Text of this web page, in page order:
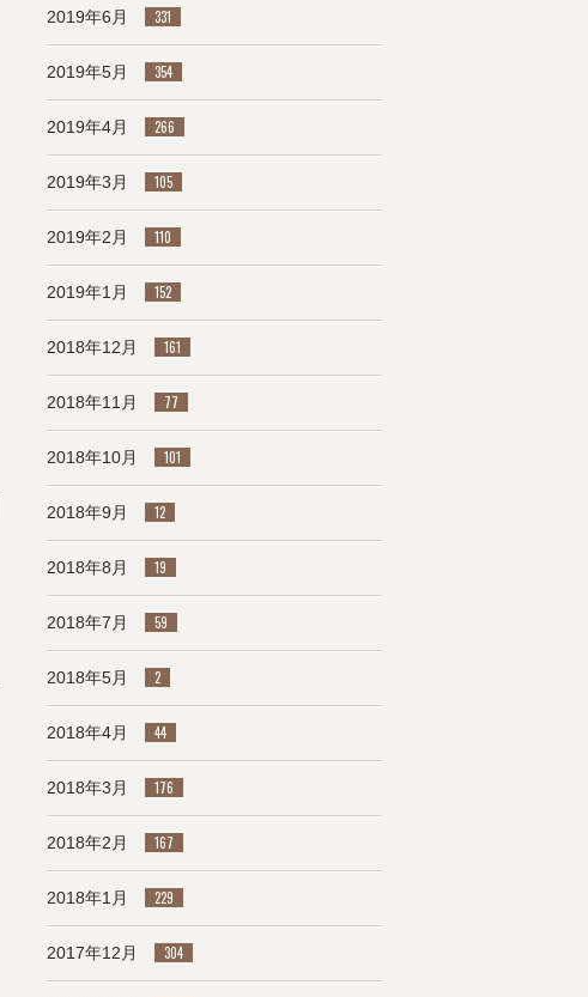
2019年6月 331
2019年5月 354
2019年4月 266
2019年3月 105
2019年2月 110
2019年1月 152
2018年12月 161
2018年11月 77
2018年10月 101
2018年9月 12
2018年8月 19
2018年7月 59
2018年5月 2
2018年4月 44
2018年3月 176
2018年2月 167
2018年1月 229
2017年12月 304